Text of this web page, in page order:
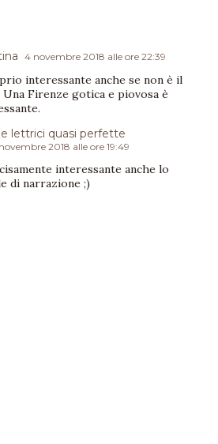
4 novembre 2018 alle ore 22:39
interessante anche se non è il
Firenze gotica e piovosa è
lettrici quasi perfette
2018 alle ore 19:49
interessante anche lo
di narrazione ;)